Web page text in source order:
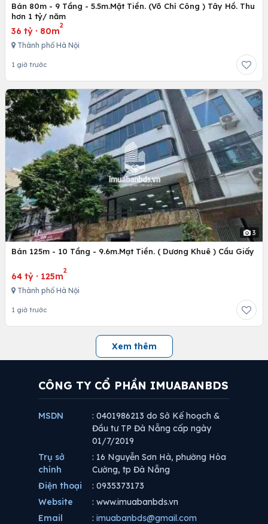
Bán 80m - 9 Tầng - 5.5m.Mặt Tiền. (Võ Chí Công ) Tây Hồ. Thu
hơn 1 tỷ/ năm
36 tỷ · 80m
2
Thành phố Hà Nội
1 giờ trước
3
Bán 125m - 10 Tầng - 9.6m.Mạt Tiền. ( Dương Khuê ) Cầu Giấy
64 tỷ · 125m
2
Thành phố Hà Nội
1 giờ trước
Xem thêm
CÔNG TY CỔ PHẦN IMUABANBDS
MSDN
: 0401986213 do Sở Kế hoạch &
Đầu tư TP Đà Nẵng cấp ngày
01/7/2019
Trụ sở
chính
: 16 Nguyễn Sơn Hà, phường Hòa
Cường, tp Đà Nẵng
Điện thoại
: 0935373173
Website
: www.imuabanbds.vn
Email
: imuabanbds@gmail.com